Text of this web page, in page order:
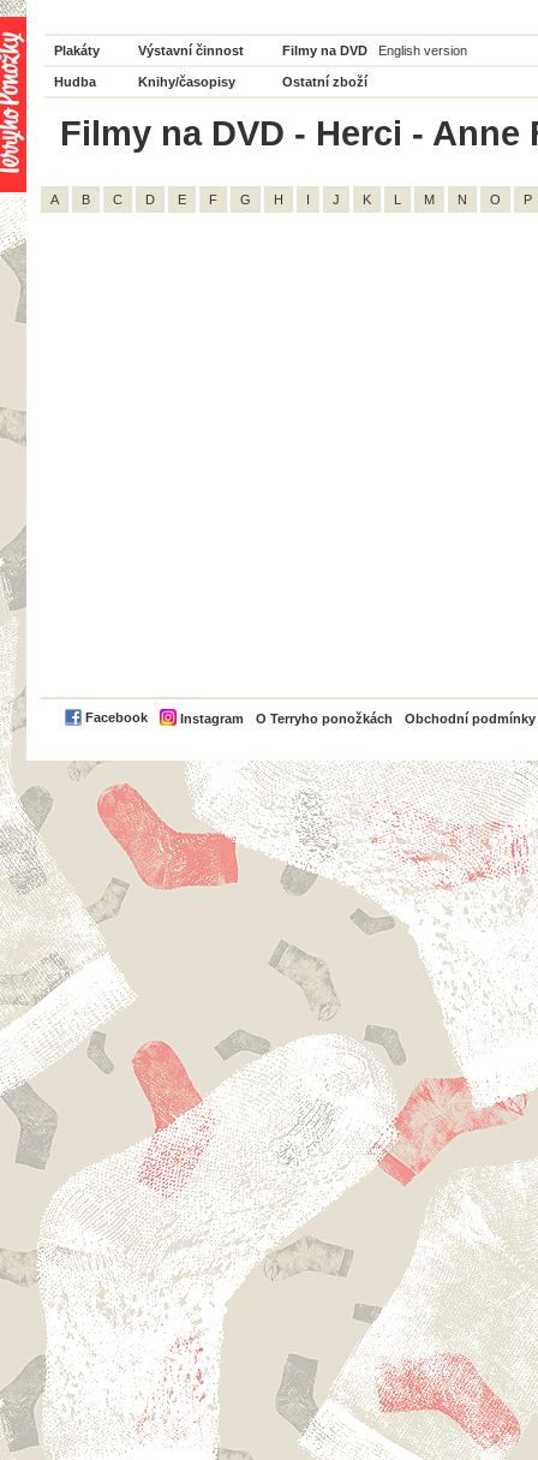
Plakáty Výstavní činnost Filmy na DVD English version
Hudba Knihy/časopisy Ostatní zboží
Filmy na DVD - Herci -
A B C D E F G H I J K L M N O P
Facebook Instagram O Terryho ponožkách Obchodní podmínky
PayPal